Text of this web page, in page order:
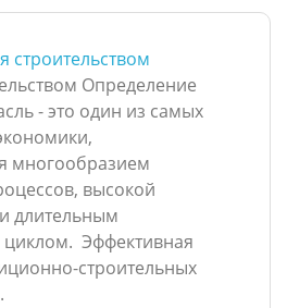
строительством
Определение
- это один из самых
многообразием
высокой
длительным
Эффективная
строительных